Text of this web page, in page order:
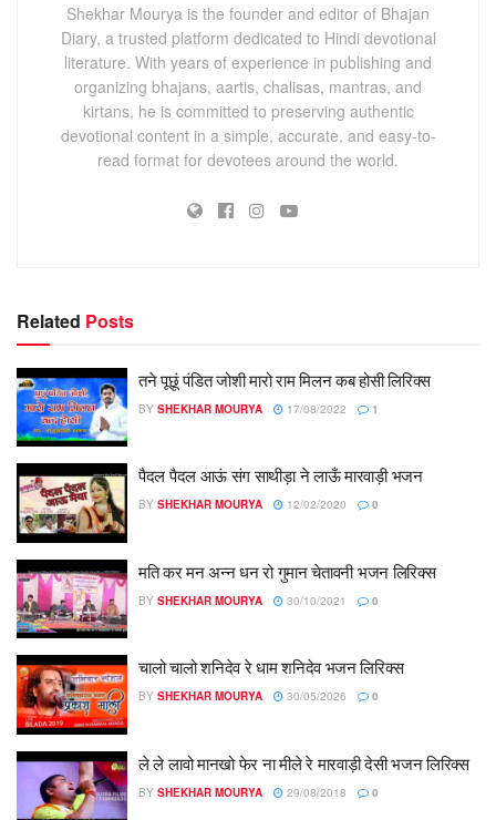
Shekhar Mourya is the founder and editor of Bhajan
Diary, a trusted platform dedicated to Hindi devotional
literature. With years of experience in publishing and
organizing bhajans, aartis, chalisas, mantras, and
kirtans, he is committed to preserving authentic
devotional content in a simple, accurate, and easy-to-
read format for devotees around the world.
Related Posts
तने पूछूं पंडित जोशी मारो राम मिलन कब होसी लिरिक्स
BY SHEKHAR MOURYA 17/08/2022 1
पैदल पैदल आऊं संग साथीड़ा ने लाऊँ मारवाड़ी भजन
BY SHEKHAR MOURYA 12/02/2020 0
मति कर मन अन्न धन रो गुमान चेतावनी भजन लिरिक्स
BY SHEKHAR MOURYA 30/10/2021 0
चालो चालो शनिदेव रे धाम शनिदेव भजन लिरिक्स
BY SHEKHAR MOURYA 30/05/2026 0
ले ले लावो मानखो फेर ना मीले रे मारवाड़ी देसी भजन लिरिक्स
BY SHEKHAR MOURYA 29/08/2018 0